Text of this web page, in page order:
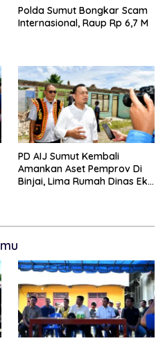
Polda Sumut Bongkar Scam
Internasional, Raup Rp 6,7 M
PD AIJ Sumut Kembali
Amankan Aset Pemprov Di
Binjai, Lima Rumah Dinas Eks